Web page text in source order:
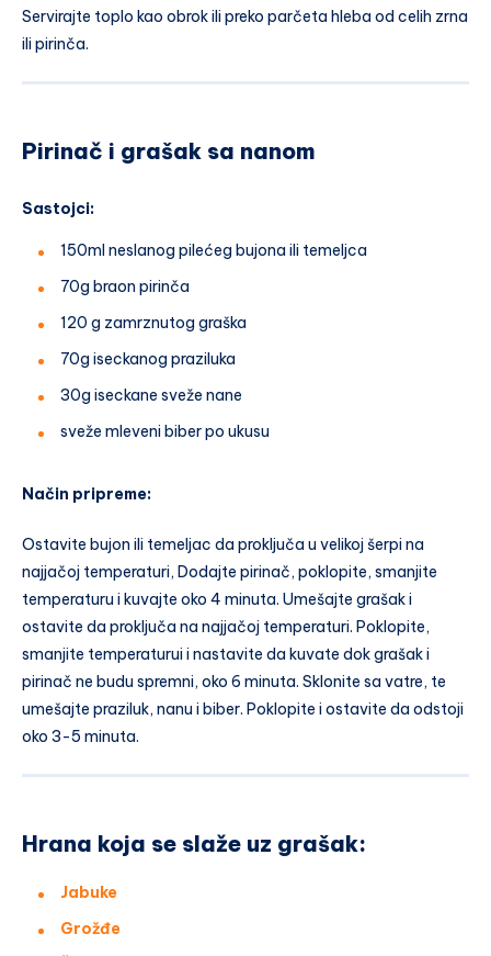
Servirajte toplo kao obrok ili preko parčeta hleba od celih zrna
ili pirinča.
Pirinač i grašak sa nanom
Sastojci:
150ml neslanog pilećeg bujona ili temeljca
70g braon pirinča
120 g zamrznutog graška
70g iseckanog praziluka
30g iseckane sveže nane
sveže mleveni biber po ukusu
Način pripreme:
Ostavite bujon ili temeljac da proključa u velikoj šerpi na
najjačoj temperaturi, Dodajte pirinač, poklopite, smanjite
temperaturu i kuvajte oko 4 minuta. Umešajte grašak i
ostavite da proključa na najjačoj temperaturi. Poklopite,
smanjite temperaturui i nastavite da kuvate dok grašak i
pirinač ne budu spremni, oko 6 minuta. Sklonite sa vatre, te
umešajte praziluk, nanu i biber. Poklopite i ostavite da odstoji
oko 3-5 minuta.
Hrana koja se slaže uz grašak:
Jabuke
Grožđe